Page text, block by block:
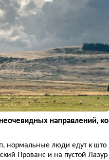
направлений, ко
нормальные люди едут к што
Прованс и на пустой Лазур